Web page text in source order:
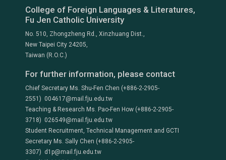
College of Foreign Languages & Literatures,
Fu Jen Catholic University
No. 510, Zhongzheng Rd., Xinzhuang Dist.,
New Taipei City 24205,
Taiwan (R.O.C.)
For further information, please contact
Chief Secretary Ms. Shu-Fen Chen (+886-2-2905-
2551) 004617@mail.fju.edu.tw
Teaching & Research Ms. Pao-Fen How (+886-2-2905-
3718) 026549@mail.fju.edu.tw
Student Recruitment, Technical Management and GCTI
Secretary Ms. Sally Chen (+886-2-2905-
3307) d1p@mail.fju.edu.tw